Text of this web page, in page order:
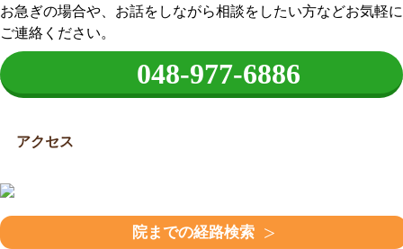
お急ぎの場合や、お話をしながら相談をしたい方などお気軽に
ご連絡ください。
048-977-6886
アクセス
院までの経路検索